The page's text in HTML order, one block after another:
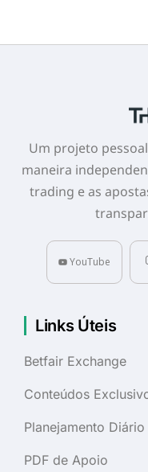
Um projeto
maneira
trading e as
YouTube
Links Úteis
Betfair Exchange
Conteúdos
Planejamento Diário
PDF de Apoio